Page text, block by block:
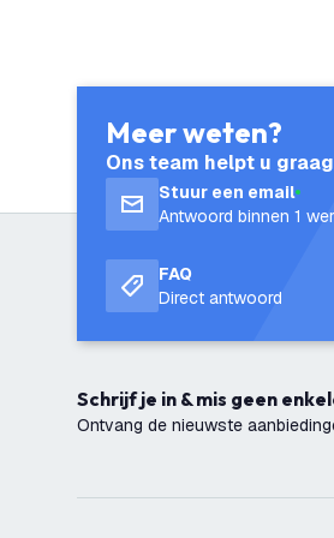
Meer weten?
Ons team helpt u
Stuur een email
Antwoord binnen 1
FAQ
Direct antwoord
Schrijf je in & mis geen
Ontvang de nieuwste